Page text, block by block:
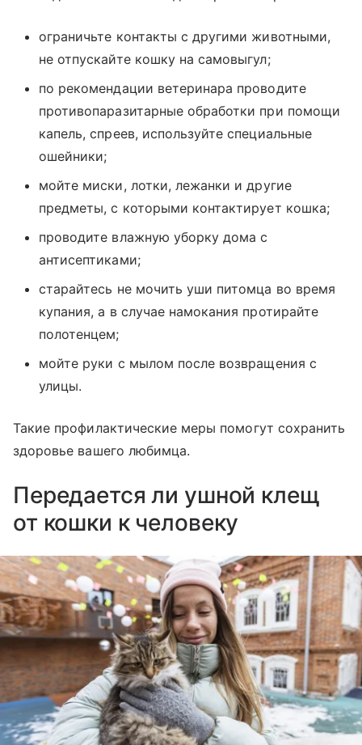
ограничьте контакты с другими животными,
не отпускайте кошку на самовыгул;
по рекомендации ветеринара проводите
противопаразитарные обработки при помощи
капель, спреев, используйте специальные
ошейники;
мойте миски, лотки, лежанки и другие
предметы, с которыми контактирует кошка;
проводите влажную уборку дома с
антисептиками;
старайтесь не мочить уши питомца во время
купания, а в случае намокания протирайте
полотенцем;
мойте руки с мылом после возвращения с
улицы.
Такие профилактические меры помогут сохранить
здоровье вашего любимца.
Передается ли ушной клещ
от кошки к человеку